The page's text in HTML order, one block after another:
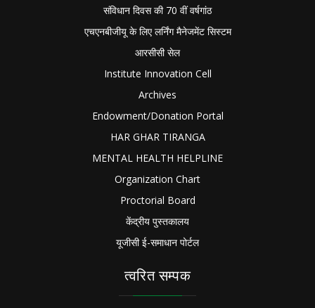
संविधान दिवस की 70 वीं वर्षगांठ
एचएनबीजीयू के लिए लर्निंग मैनेजमेंट सिस्टम
आरसीसी सेल
Institute Innovation Cell
Archives
Endowment/Donation Portal
HAR GHAR TIRANGA
MENTAL HEALTH HELPLINE
Organization Chart
Proctorial Board
केंद्रीय पुस्तकालय
यूजीसी ई-समाधान पोर्टल
त्वरित सम्पक